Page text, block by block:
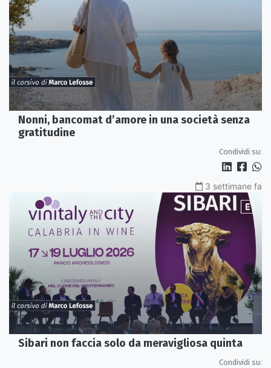
Nonni, bancomat d’amore in una società senza
gratitudine
Condividi su:
3 settimane fa
Sibari non faccia solo da meravigliosa quinta
Condividi su: